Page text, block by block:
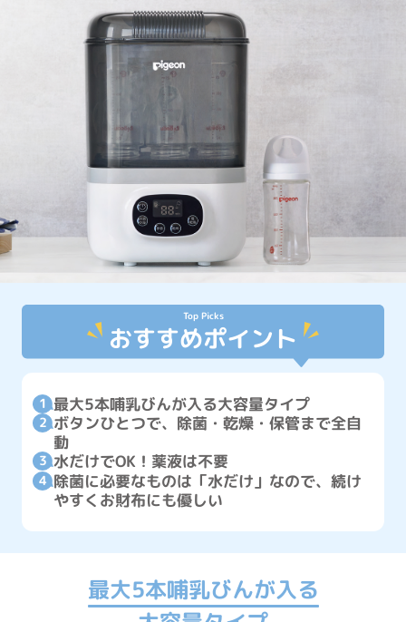
Top Picks
おすすめポイント
最大5本哺乳びんが入る大容量タイプ
ボタンひとつで、除菌・乾燥・保管まで全自
動
水だけでOK！薬液は不要
除菌に必要なものは「水だけ」なので、続け
やすくお財布にも優しい
最大5本哺乳びんが入る